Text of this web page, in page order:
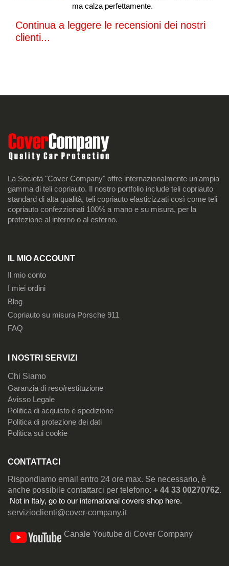
ma calza perfettamente.
Continua a leggere le recensioni dei nostri
clienti...
La Società "Cover Company" offre internazionalmente un'ampia
gamma di teli copriauto. Il nostro portfolio include teli copriauto
standard di alta qualità, teli copriauto elasticizzati così come teli
copriauto confezzionati 100% a mano e su misura, per la
protezione al interno o al esterno.
IL MIO ACCOUNT
Il mio conto
I miei ordini
Blog
Copriauto su misura Porsche 911
FAQ
I NOSTRI SERVIZI
Chi Siamo
Garanzia di reso/restituzione
Avisso Legale
Politica di acquisto e spedizione
Politica di protezione dei dati
Politica sui cookie
CONTATTACI
Rispondiamo email entro 24 ore max. Se necessario, è
anche possibile contattarci per telefono: + 44 33 00270762.
Not in Italy, go to our international covers shop here.
servizioclienti@cover-company.it
Canale Youtube di Cover Company